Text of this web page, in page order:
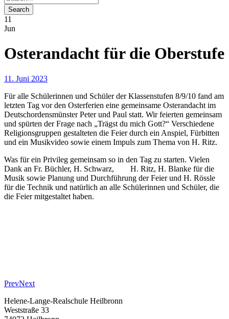
11
Jun
Osterandacht für die Oberstufe
11. Juni 2023
Für alle Schülerinnen und Schüler der Klassenstufen 8/9/10 fand am
letzten Tag vor den Osterferien eine gemeinsame Osterandacht im
Deutschordensmünster Peter und Paul statt. Wir feierten gemeinsam
und spürten der Frage nach „Trägst du mich Gott?“ Verschiedene
Religionsgruppen gestalteten die Feier durch ein Anspiel, Fürbitten
und ein Musikvideo sowie einem Impuls zum Thema von H. Ritz.
Was für ein Privileg gemeinsam so in den Tag zu starten. Vielen
Dank an Fr. Büchler, H. Schwarz, H. Ritz, H. Blanke für die
Musik sowie Planung und Durchführung der Feier und H. Rössle
für die Technik und natürlich an alle Schülerinnen und Schüler, die
die Feier mitgestaltet haben.
PrevNext
Helene-Lange-Realschule Heilbronn
Weststraße 33